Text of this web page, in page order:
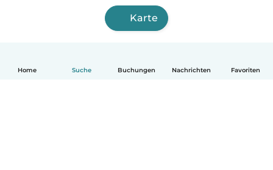
Home Suche Buchungen Nachrichten Favoriten
Karte